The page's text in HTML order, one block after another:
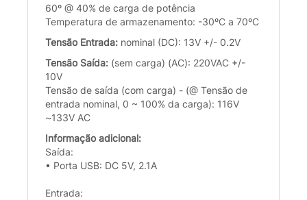
60º @ 40% de carga de potência
Temperatura de armazenamento: -30ºC a 70ºC
Tensão Entrada: nominal (DC): 13V +/- 0.2V
Tensão Saída: (sem carga) (AC): 220VAC +/-
10V
Tensão de saída (com carga) - (@ Tensão de
entrada nominal, 0 ~ 100% da carga): 116V
~133V AC
Informação adicional:
Saída:
• Porta USB: DC 5V, 2.1A
Entrada: